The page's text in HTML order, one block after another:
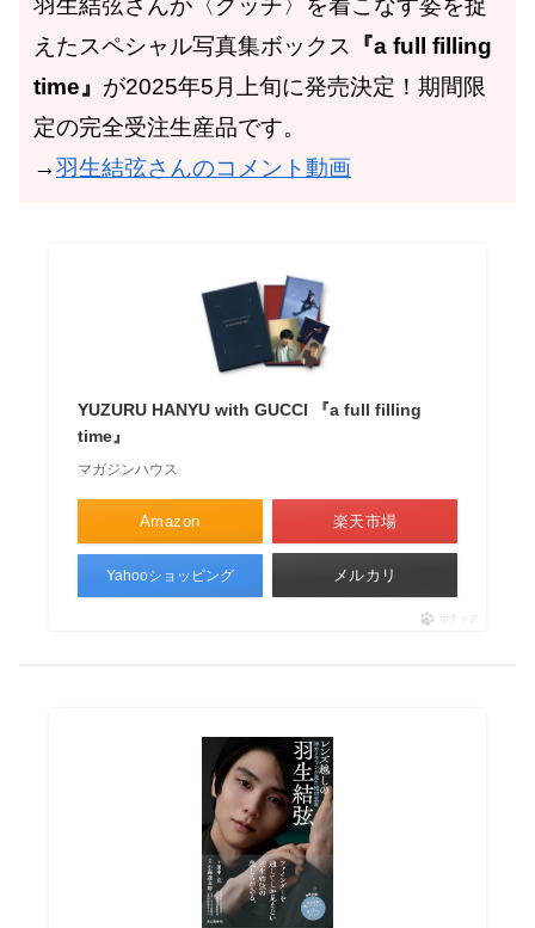
羽生結弦さんが〈グッチ〉を着こなす姿を捉
えたスペシャル写真集ボックス
『a full filling
time』 が2025年5月上旬に発売決定！期間限
定の完全受注生産品です。
→羽生結弦さんのコメント動画
YUZURU HANYU with GUCCI 『a full filling
time』
マガジンハウス
Amazon 楽天市場
Yahooショッピング メルカリ
ポチップ